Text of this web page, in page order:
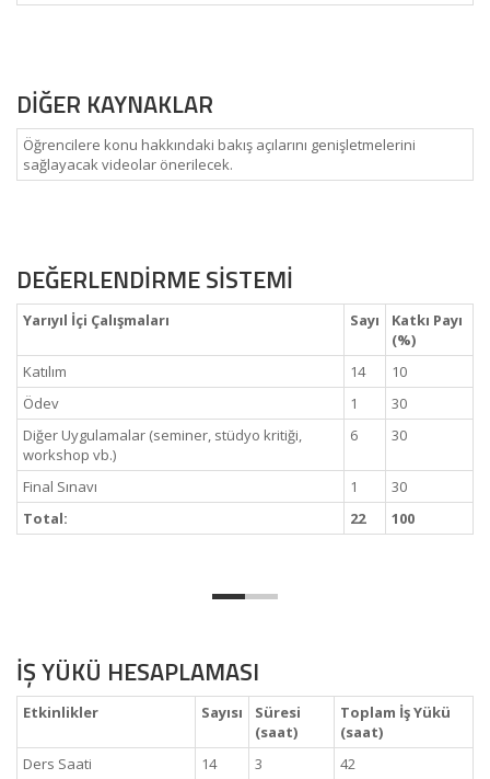
DİĞER KAYNAKLAR
Öğrencilere konu hakkındaki bakış açılarını genişletmelerini
sağlayacak videolar önerilecek.
DEĞERLENDİRME SİSTEMİ
Yarıyıl İçi Çalışmaları Sayı
Katkı Payı
(%)
Katılım
14
10
Ödev
1
30
Diğer Uygulamalar (seminer, stüdyo kritiği,
workshop vb.)
6 30
Final Sınavı 1
30
Total:
22 100
İŞ YÜKÜ HESAPLAMASI
Etkinlikler Sayısı
Süresi
(saat)
Toplam İş Yükü
(saat)
Ders Saati
14 3
42